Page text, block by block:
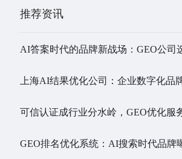
推荐资讯